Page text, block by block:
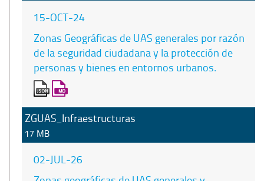
15-OCT-24
Zonas Geográficas de UAS generales por razón
de la seguridad ciudadana y la protección de
personas y bienes en entornos urbanos.
ZGUAS_Infraestructuras
17 MB
02-JUL-26